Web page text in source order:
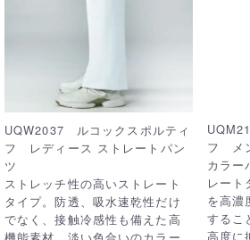
UQW2037 ルコックスポルティ
フ レディース ストレートパン
ツ
ストレッチ性の高いストレート
タイプ。防透、吸水速乾性だけ
でなく、接触冷感性も備えた高
機能素材。淡い色合いのカラー
フ メ
カラー
レート
を高濃
するこ
高度に